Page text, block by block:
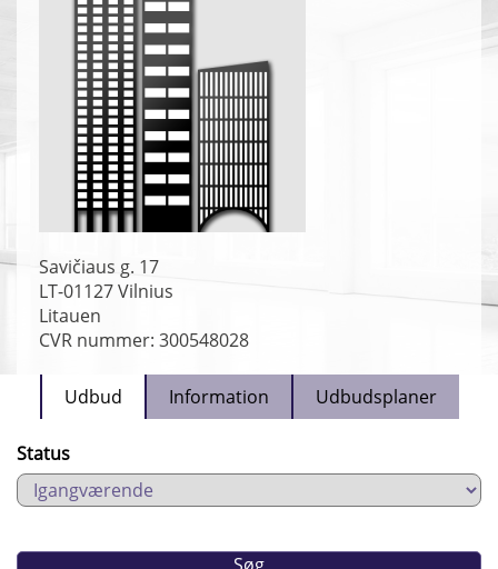
Savičiaus g. 17
LT-01127Vilnius
Litauen
CVR nummer: 300548028
Udbud Information Udbudsplaner
Status